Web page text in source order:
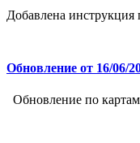
Добавлена
Обновление от 16/06/
Обновление по